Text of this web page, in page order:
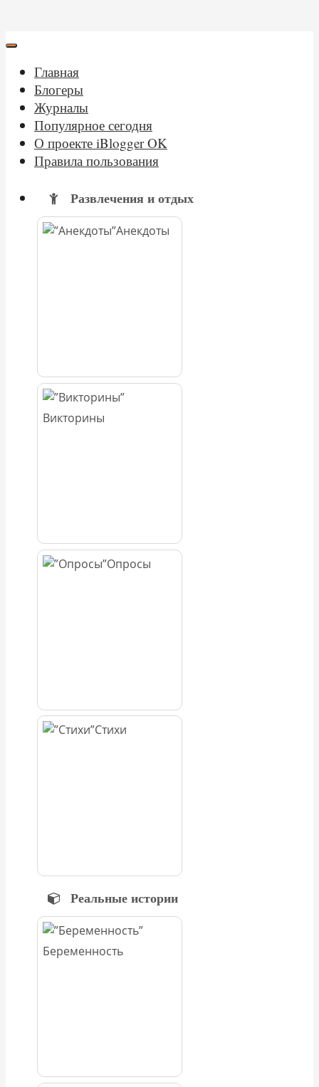
Главная
Блогеры
Журналы
Популярное сегодня
О проекте iBlogger OK
Правила пользования
Развлечения и отдых
Анекдоты
Викторины
Опросы
Стихи
Реальные истории
Беременность